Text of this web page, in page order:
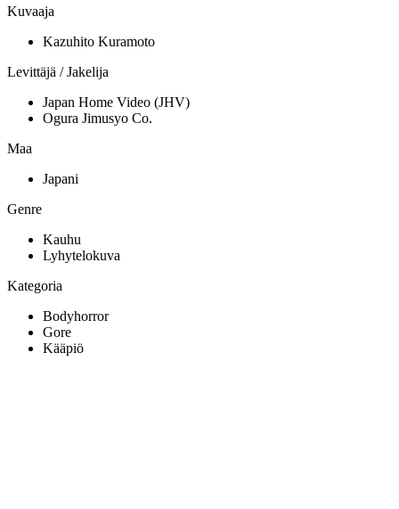
Kuvaaja
Kazuhito Kuramoto
Levittäjä / Jakelija
Japan Home Video (JHV)
Ogura Jimusyo Co.
Maa
Japani
Genre
Kauhu
Lyhytelokuva
Kategoria
Bodyhorror
Gore
Kääpiö